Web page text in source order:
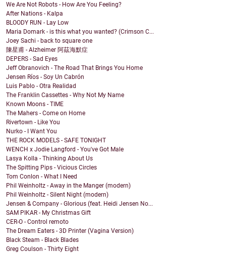
We Are Not Robots - How Are You Feeling?
After Nations - Kalpa
BLOODY RUN - Lay Low
Maria Domark - is this what you wanted? (Crimson C...
Joey Sachi - back to square one
陳星甫 - Alzheimer 阿茲海默症
DEPERS - Sad Eyes
Jeff Obranovich - The Road That Brings You Home
Jensen Ríos - Soy Un Cabrón
Luis Pablo - Otra Realidad
The Franklin Cassettes - Why Not My Name
Known Moons - TIME
The Mahers - Come on Home
Rivertown - Like You
Nurko - I Want You
THE ROCK MODELS - SAFE TONIGHT
WENCH x Jodie Langford - You've Got Male
Lasya Kolla - Thinking About Us
The Spitting Pips - Vicious Circles
Tom Conlon - What I Need
Phil Weinholtz - Away in the Manger (modern)
Phil Weinholtz - Silent Night (modern)
Jensen & Company - Glorious (feat. Heidi Jensen No...
SAM PIKAR - My Christmas Gift
CER-O - Control remoto
The Dream Eaters - 3D Printer (Vagina Version)
Black Steam - Black Blades
Greg Coulson - Thirty Eight